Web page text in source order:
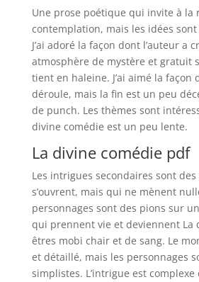
Une prose poétique qui invite à la
contemplation, mais les idées
J’ai adoré la façon dont l’auteur a
atmosphère de mystère et gratuit
tient en haleine. J’ai aimé la façon
déroule, mais la fin est un peu
de punch. Les thèmes sont
divine comédie est un peu lente.
La divine comédie pdf
Les intrigues secondaires sont
s’ouvrent, mais qui ne mènent
personnages sont des pions sur
qui prennent vie et deviennent La
êtres mobi chair et de sang. Le
et détaillé, mais les personnages
simplistes. L’intrigue est complexe